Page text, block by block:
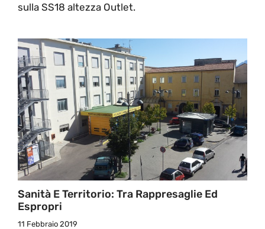
sulla SS18 altezza Outlet.
Sanità E Territorio: Tra Rappresaglie Ed
Espropri
11 Febbraio 2019